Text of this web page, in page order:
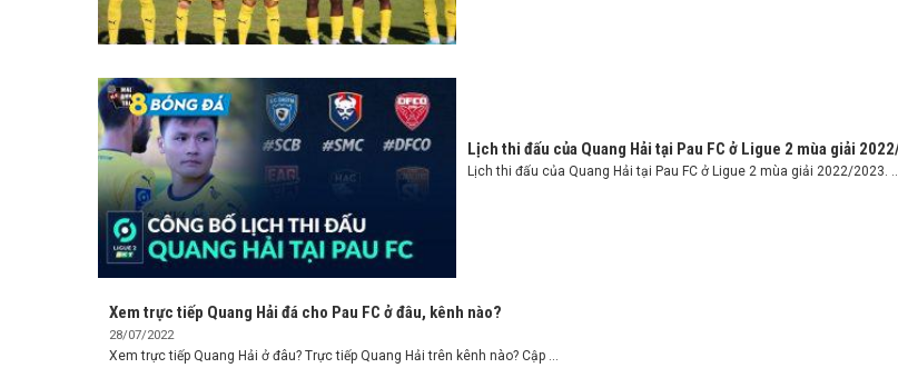
Lịch thi đấu của Quang Hải tại Pau FC ở Ligue 2 mùa giải
Lịch thi đấu của Quang Hải tại Pau FC ở Ligue 2 mùa giải 2022/2023.
Xem trực tiếp Quang Hải đá cho Pau FC ở đâu, kênh nào?
28/07/2022
Xem trực tiếp Quang Hải ở đâu? Trực tiếp Quang Hải trên kênh nào? Cập ...